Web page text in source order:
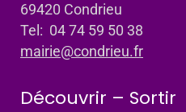
69420 Condrieu
Tel: 04 74 59 50 38
mairie@condrieu.fr
Découvrir – Sortir